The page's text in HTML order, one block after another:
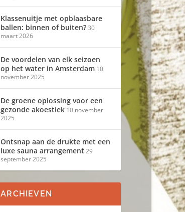
Klassenuitje met opblaasbare
ballen: binnen of buiten?30
maart 2026
De voordelen van elk seizoen
op het water in Amsterdam 10
november 2025
De groene oplossing voor een
gezonde akoestiek 10 november
2025
Ontsnap aan de drukte met een
luxe sauna arrangement 29
september 2025
ARCHIEVEN